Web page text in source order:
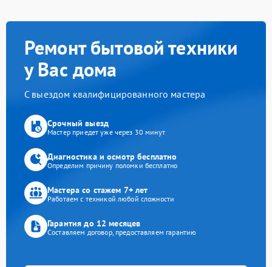
Ремонт бытовой техники
у Вас дома
С выездом квалифицированного мастера
Срочный выезд
Мастер приедет уже через 30 минут
Диагностика и осмотр бесплатно
Определим причину поломки бесплатно
Мастера со стажем 7+ лет
Работаем с техникой любой сложности
Гарантия до 12 месяцев
Составляем договор, предоставляем гарантию